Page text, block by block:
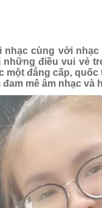
cùng với
điều vui vẻ
đẳng cấp, quốc
mê âm nhạc và